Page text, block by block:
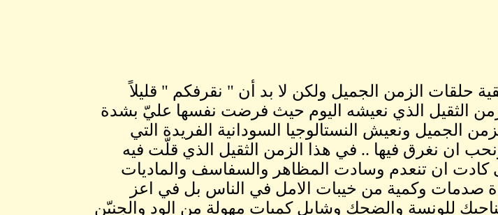
حلقات الزمن الجميل ولكن لا بد أن " نقرفكم " قليلاً
الثقيل الذي نعيشه اليوم حيث فرضت نفسها عليّ بشدة
الجميل ونعيش النستالوجيا السودانية الفريدة التي
ان نغرق فيها .. في هذا الزمن الثقيل الذي قلّت فيه
كادت ان تنعدم وسادت المظاهر والسفاسف والماديات
صدمات وكمية من خيبات الامل في الناس بل في اعز
جناحيك للونسة والضحك وشايل كميات مهولة من الود والحِنيّن